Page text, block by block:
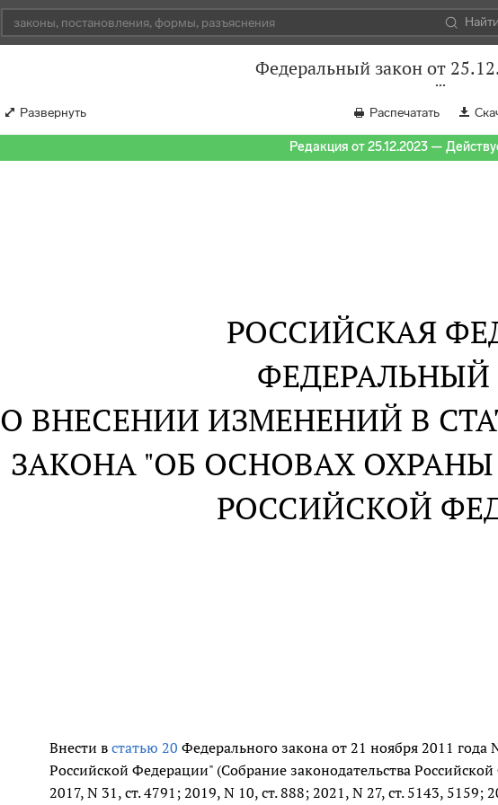
Федеральный закон от
Развернуть Распечатать
Редакция от 25.12.2023 —
РОССИЙСКАЯ
ФЕДЕРАЛЬНЫЙ
О ВНЕСЕНИИ ИЗМЕНЕНИЙ В
ЗАКОНА "ОБ ОСНОВАХ
РОССИЙСКОЙ
Внести в статью 20 Федерального закона от 21 ноября 2011
Российской Федерации" (Собрание законодательства
2017, N 31, ст. 4791; 2019, N 10, ст. 888; 2021, N 27, ст. 5143,